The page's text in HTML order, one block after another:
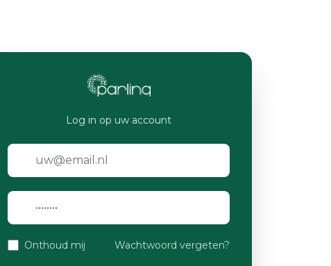
Log in op uw account
Onthoud mij Wachtwoord vergeten?